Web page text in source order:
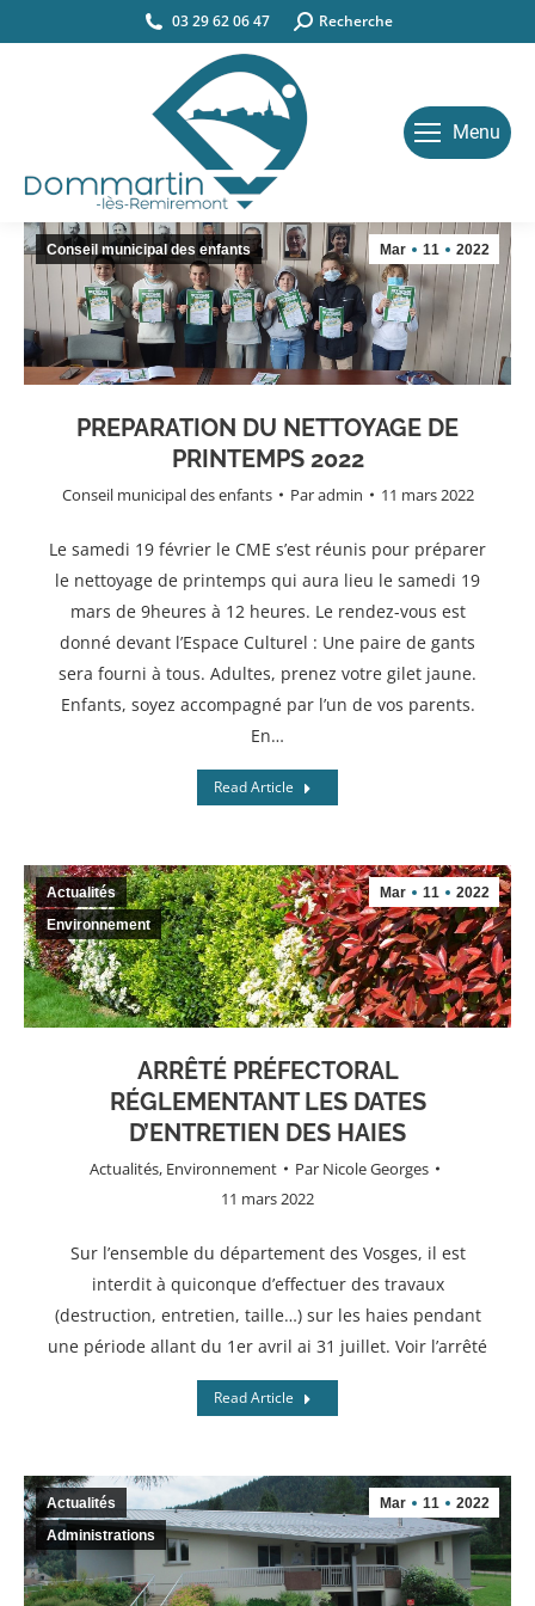
03 29 62 06 47 Search:Recherche
Menu
PREPARATION DU NETTOYAGE DE
PRINTEMPS 2022
Conseil municipal des enfants Paradmin 11 mars 2022
Mar 11 2022
Conseil municipal des enfants
Le samedi 19 février le CME s’est réunis pour préparer
le nettoyage de printemps qui aura lieu le samedi 19
mars de 9heures à 12 heures. Le rendez-vous est
donné devant l’Espace Culturel : Une paire de gants
sera fourni à tous. Adultes, prenez votre gilet jaune.
Enfants, soyez accompagné par l’un de vos parents.
En…
Read Article
ARRÊTÉ PRÉFECTORAL
RÉGLEMENTANT LES DATES
D’ENTRETIEN DES HAIES
Actualités, Environnement Par Nicole Georges
11 mars 2022
Mar 11 2022
Actualités
Environnement
Sur l’ensemble du département des Vosges, il est
interdit à quiconque d’effectuer des travaux
(destruction, entretien, taille…) sur les haies pendant
une période allant du 1er avril ai 31 juillet. Voir l’arrêté
Read Article
Mar 11 2022
Actualités
Administrations